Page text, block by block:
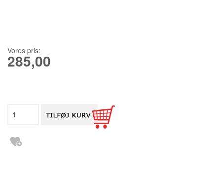
Vores pris:
285,00